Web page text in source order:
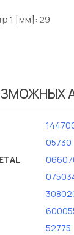
1 [мм]: 29
05730
52775